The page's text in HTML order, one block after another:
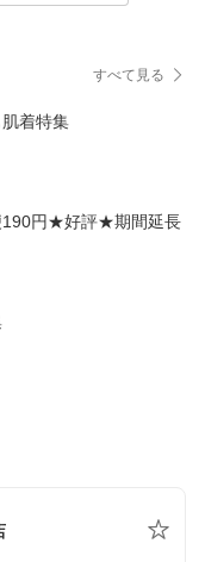
90
ロー
すべて見る
着特集
190円★好評★期間延長